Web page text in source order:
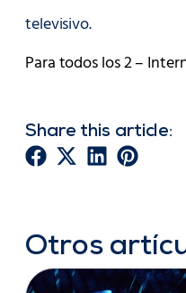
televisivo.
Para todos los 2 –
Share this article:
Otros